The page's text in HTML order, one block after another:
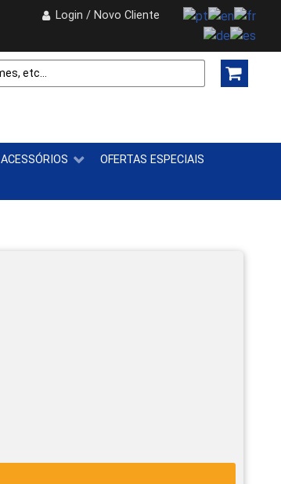
Login / Novo Cliente
ACESSÓRIOS
OFERTAS ESPECIAIS